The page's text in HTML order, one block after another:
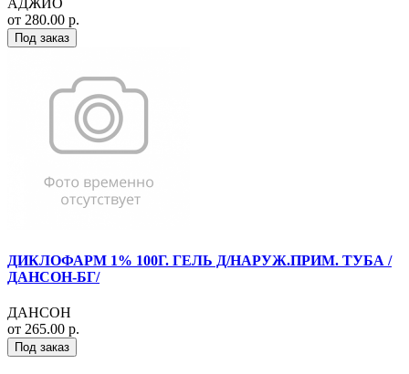
от 280.00 р.
Под заказ
ДИКЛОФАРМ 1% 100Г. ГЕЛЬ Д/НАРУЖ.ПРИМ. ТУБА /
ДАНСОН-БГ/
ДАНСОН
от 265.00 р.
Под заказ